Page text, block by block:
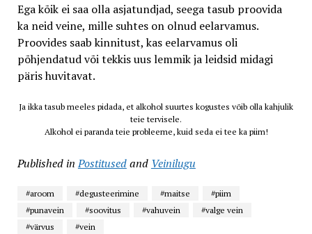
Ega kõik ei saa olla asjatundjad, seega tasub proovida
ka neid veine, mille suhtes on olnud eelarvamus.
Proovides saab kinnitust, kas eelarvamus oli
põhjendatud või tekkis uus lemmik ja leidsid midagi
päris huvitavat.
Ja ikka tasub meeles pidada, et alkohol suurtes kogustes võib olla kahjulik
teie tervisele.
Alkohol ei paranda teie probleeme, kuid seda ei tee ka piim!
Published in Postitusedand Veinilugu
#aroom #degusteerimine #maitse
#piim
#punavein
#soovitus #vahuvein
#valge vein
#värvus
#vein